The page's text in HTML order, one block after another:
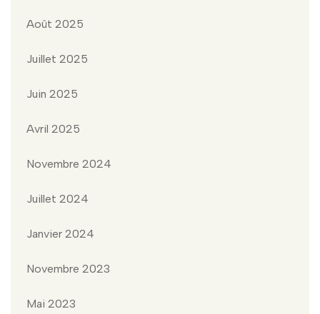
Août 2025
Juillet 2025
Juin 2025
Avril 2025
Novembre 2024
Juillet 2024
Janvier 2024
Novembre 2023
Mai 2023